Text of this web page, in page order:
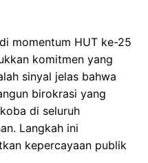
momentum HUT ke-25
komitmen yang
sinyal jelas bahwa
birokrasi yang
di seluruh
Langkah ini
kepercayaan publik